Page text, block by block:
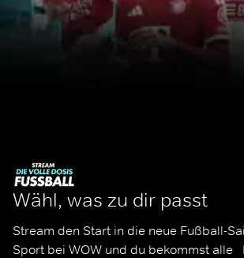
Wähl, was zu dir passt
Stream den Start in die neue Fußball-
Sport bei WOW und du bekommst alle